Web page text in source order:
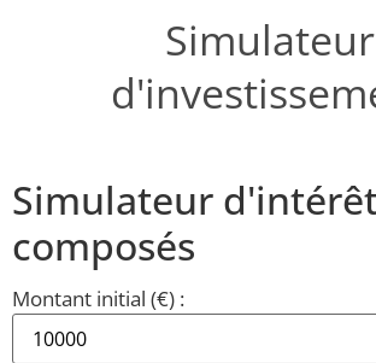
Simulateur
Simulateur
composés
Montant initial (€) :